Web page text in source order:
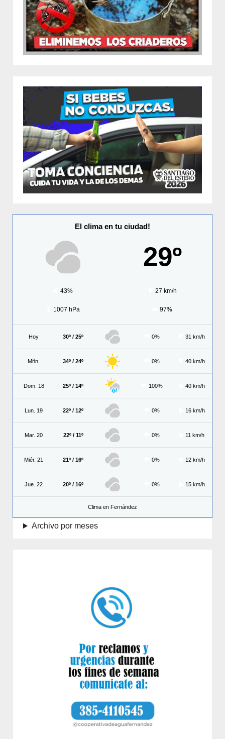
El clima en tu ciudad!
29º
43% 27 km/h
1007 hPa 97%
Hoy 30º / 25º 0% 31 km/h
Mñn. 34º / 24º 0% 40 km/h
Dom. 18 25º / 14º 100% 40 km/h
Lun. 19 22º / 12º 0% 16 km/h
Mar. 20 22º / 11º 0% 11 km/h
Miér. 21 21º / 16º 0% 12 km/h
Jue. 22 20º / 16º 0% 15 km/h
Clima en Fernández
Archivo por meses